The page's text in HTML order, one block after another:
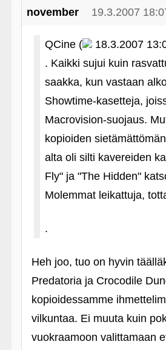
november 19.3.2007
QCine (
18.3.2007
. Kaikki sujui kuin
saakka, kun vastaan
Showtime-kasetteja,
Macrovision-suojaus.
kopioiden
alta oli silti kavereiden
Fly" ja "The Hidden"
Molemmat leikattuja,
.
Heh joo, tuo on hyvin
Predatoria ja Crocodile
kopioidessamme
vilkuntaa. Ei muuta kuin
vuokraamoon valittamaan